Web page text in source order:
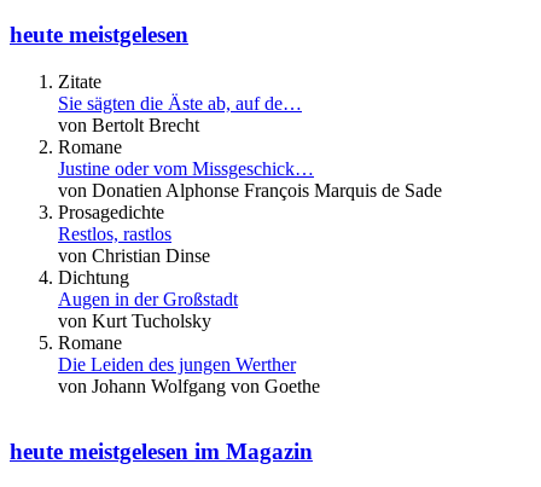
heute meistgelesen
Zitate
Sie sägten die Äste ab, auf de…
von Bertolt Brecht
Romane
Justine oder vom Missgeschick…
von Donatien Alphonse François Marquis de Sade
Prosagedichte
Restlos, rastlos
von Christian Dinse
Dichtung
Augen in der Großstadt
von Kurt Tucholsky
Romane
Die Leiden des jungen Werther
von Johann Wolfgang von Goethe
heute meistgelesen im Magazin